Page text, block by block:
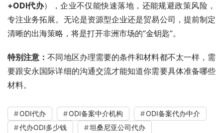
+ODI代办），企业不仅能快速落地，还能规避政策风险，
专注业务拓展。无论是资源型企业还是贸易公司，提前制定
清晰的出海策略，将是打开非洲市场的“金钥匙”。
特别注意：不同地区办理需要的条件和材料都不太一样，需
要跟安永国际详细的沟通交流才能知道你需要具体准备哪些
材料。
ODI代办 ODI备案中介机构
ODI备案代办中介
代办ODI多少钱
坦桑尼亚公司代办